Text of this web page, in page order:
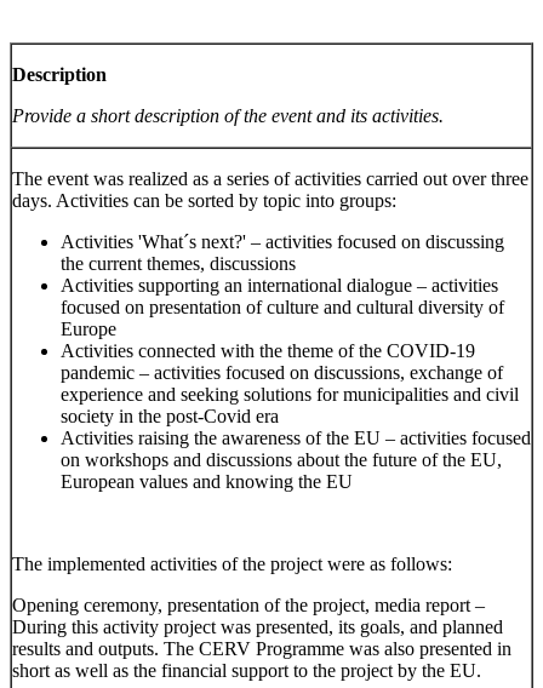
Description
Provide a short description of the event and its activities.
The event was realized as a series of activities carried out over three
days. Activities can be sorted by topic into groups:
Activities 'What´s next?' – activities focused on discussing
the current themes, discussions
Activities supporting an international dialogue – activities
focused on presentation of culture and cultural diversity of
Europe
Activities connected with the theme of the COVID-19
pandemic – activities focused on discussions, exchange of
experience and seeking solutions for municipalities and civil
society in the post-Covid era
Activities raising the awareness of the EU – activities focused
on workshops and discussions about the future of the EU,
European values and knowing the EU
The implemented activities of the project were as follows:
Opening ceremony, presentation of the project, media report –
During this activity project was presented, its goals, and planned
results and outputs. The CERV Programme was also presented in
short as well as the financial support to the project by the EU.